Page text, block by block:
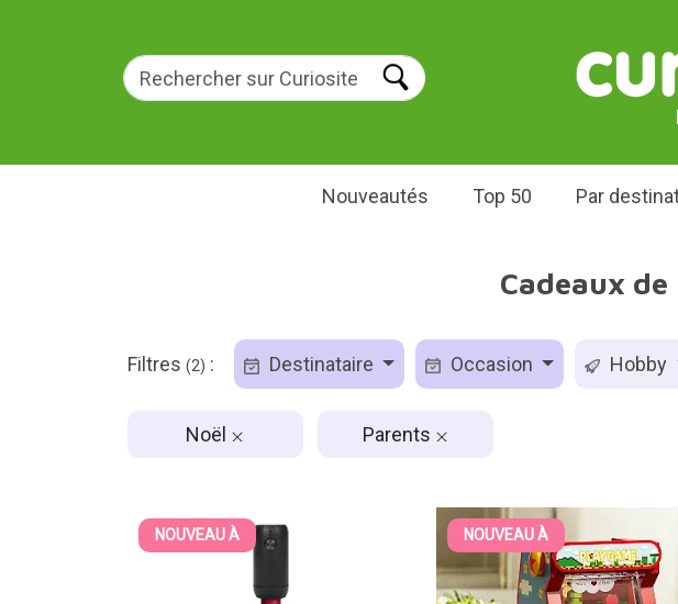
Nouveautés Top 50 Par
Cadeaux
Filtres (2) : Destinataire Occasion Hobby
Noël Parents
NOUVEAU À NOUVEAU À